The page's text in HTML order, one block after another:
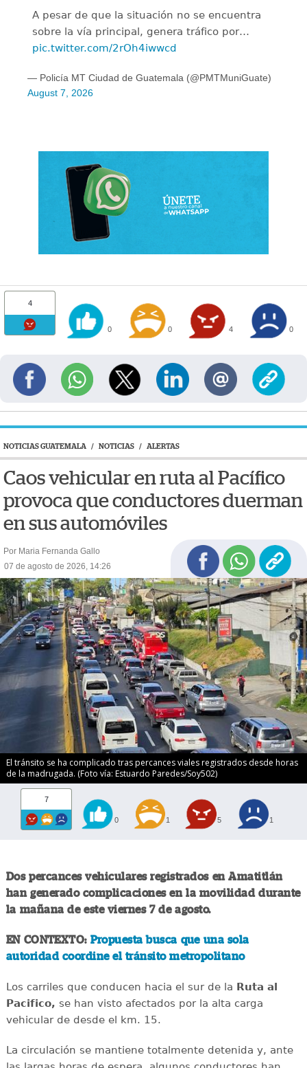
A pesar de que la situación no se encuentra
sobre la vía principal, genera tráfico por…
pic.twitter.com/2rOh4iwwcd
— Policía MT Ciudad de Guatemala (@PMTMuniGuate)
August 7, 2026
4
0 0 4 0
NOTICIAS GUATEMALA / NOTICIAS / ALERTAS
Caos vehicular en ruta al Pacífico
provoca que conductores duerman
en sus automóviles
Por Maria Fernanda Gallo
07 de agosto de 2026, 14:26
El tránsito se ha complicado tras percances viales registrados desde horas
de la madrugada. (Foto vía: Estuardo Paredes/Soy502)
7
0 1 5 1
Dos percances vehiculares registrados en Amatitlán
han generado complicaciones en la movilidad durante
la mañana de este viernes 7 de agosto.
EN CONTEXTO:Propuesta busca que una sola
autoridad coordine el tránsito metropolitano
Los carriles que conducen hacia el sur de la Ruta al
Pacifico, se han visto afectados por la alta carga
vehicular de desde el km. 15.
La circulación se mantiene totalmente detenida y, ante